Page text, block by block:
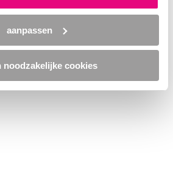
aanpassen
noodzakelijke cookies